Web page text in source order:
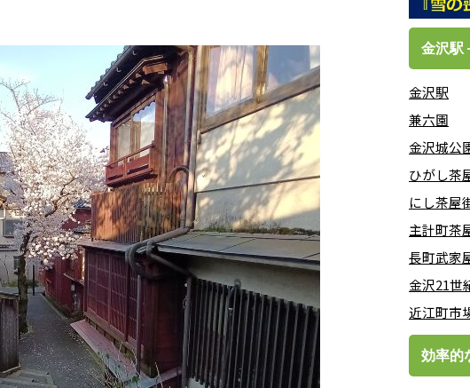
金沢駅
金沢駅
兼六園
金沢城公
ひがし茶
にし茶屋
主計町茶
長町武家
金沢21世
近江町市
効率的